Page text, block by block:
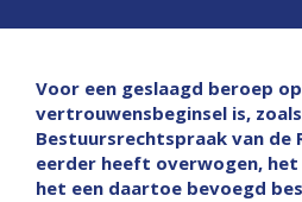
Voor een geslaagd beroep
vertrouwensbeginsel is,
Bestuursrechtspraak van de
eerder heeft overwogen,
het een daartoe bevoegd